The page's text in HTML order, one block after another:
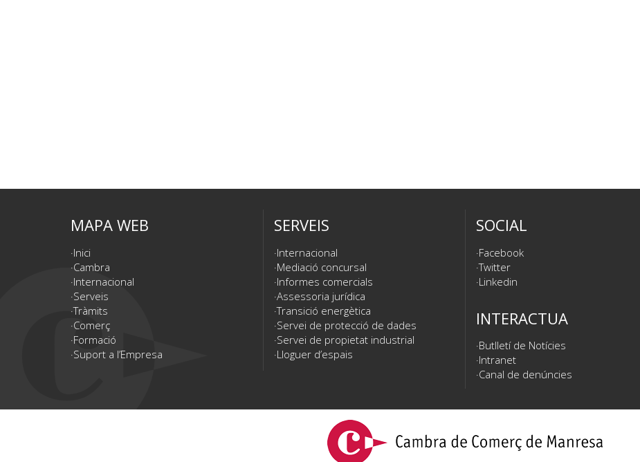
MAPA WEB
Inici
Cambra
Internacional
Serveis
Tràmits
Comerç
Formació
Suport a l’Empresa
SERVEIS
Internacional
Mediació concursal
Informes comercials
Assessoria jurídica
Transició energètica
Servei de protecció de dades
Servei de propietat industrial
Lloguer d’espais
SOCIAL
Facebook
Twitter
Linkedin
INTERACTUA
Butlletí de Notícies
Intranet
Canal de denúncies